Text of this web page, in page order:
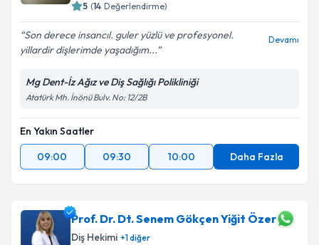
5 (14 Değerlendirme)
Son derece insancıl. guler yüzlü ve profesyonel.
yillardir dişlerimde yaşadığım...
Devamı
Mg Dent-İz Ağız ve Diş Sağlığı Polikliniği
Atatürk Mh. İnönü Bulv. No: 12/2B
En Yakın Saatler
09:00
09:30 10:00 Daha Fazla
Prof. Dr. Dt. Senem Gökçen Yiğit Özer
Diş Hekimi +1diğer